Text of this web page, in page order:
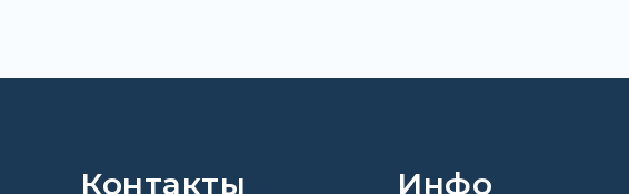
Контакты Инфо